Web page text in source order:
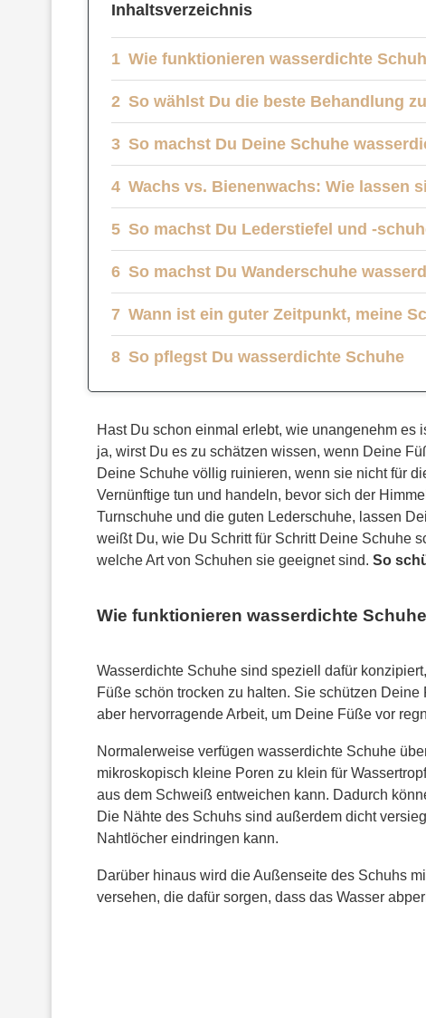
Inhaltsverzeichnis
Wie funktionieren wasserdichte
So wählst Du die beste Behandlung
So machst Du Deine Schuhe
Wachs vs. Bienenwachs: Wie lassen
So machst Du Lederstiefel und -
So machst Du Wanderschuhe
Wann ist ein guter Zeitpunkt, meine
So pflegst Du wasserdichte Schuhe
Hast Du schon einmal erlebt, wie unangenehm es
ja, wirst Du es zu schätzen wissen, wenn Deine
Deine Schuhe völlig ruinieren, wenn sie nicht für
Vernünftige tun und handeln, bevor sich der
Turnschuhe und die guten Lederschuhe, lassen
weißt Du, wie Du Schritt für Schritt Deine Schuhe
welche Art von Schuhen sie geeignet sind. So
Wie funktionieren wasserdichte
Wasserdichte Schuhe sind speziell dafür
Füße schön trocken zu halten. Sie schützen
aber hervorragende Arbeit, um Deine Füße vor
Normalerweise verfügen wasserdichte Schuhe
mikroskopisch kleine Poren zu klein für
aus dem Schweiß entweichen kann. Dadurch
Die Nähte des Schuhs sind außerdem dicht
Nahtlöcher eindringen kann.
Darüber hinaus wird die Außenseite des Schuhs
versehen, die dafür sorgen, dass das Wasser